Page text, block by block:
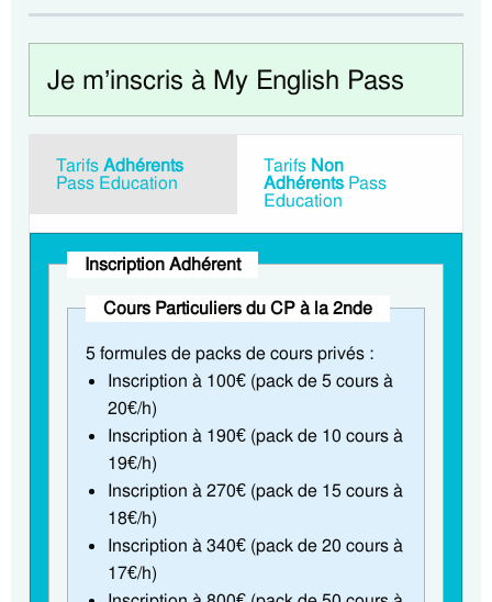
Je m’inscris à My English Pass
TarifsAdhérents
Pass Education
Tarifs Non
Adhérents Pass
Education
Inscription Adhérent
Cours Particuliers du CP à la 2nde
5 formules de packs de cours privés :
Inscription à 100€ (pack de 5 cours à
20€/h)
Inscription à 190€ (pack de 10 cours à
19€/h)
Inscription à 270€ (pack de 15 cours à
18€/h)
Inscription à 340€ (pack de 20 cours à
17€/h)